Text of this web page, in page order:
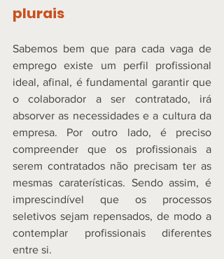
plurais
Sabemos bem que para cada vaga de
emprego existe um perfil profissional
ideal, afinal, é fundamental garantir que
o colaborador a ser contratado, irá
absorver as necessidades e a cultura da
empresa. Por outro lado, é preciso
compreender que os profissionais a
serem contratados não precisam ter as
mesmas caraterísticas. Sendo assim, é
imprescindível que os processos
seletivos sejam repensados, de modo a
contemplar profissionais diferentes
entre si.